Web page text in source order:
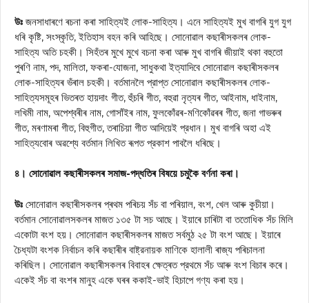
উঃ জনসাধাৰণে ৰচনা কৰা সাহিত্যই লোক-সাহিত্য। এনে সাহিত্যই মুখ বাগৰি যুগ যুগ
ধৰি কৃষ্টি, সংস্কৃতি, ইতিহাস বহন কৰি আহিছে। সোনোৱাল কছাৰীসকলৰ লোক-
সাহিত্য অতি চহকী। সিহঁতৰ মুখে মুখে বচনা কৰা আৰু মুখ বাগৰি জীয়াই থকা বহুতো
পুৰণি নাম, পদ, মালিতা, ফকৰা-যোজনা, সাধুকথা ইত্যাদিবে সোনোৱাল কছাৰীসকলৰ
লোক-সাহিত্যৰ ভঁৰাল চহকী। বর্তমানলৈ প্রাপ্ত সোনোৱাল কছাৰীসকলৰ লোক-
সাহিত্যসমূহৰ ভিতৰত হায়দাং গীত, হুঁচৰি গীত, বহুৱা নৃত্যৰ গীত, আইনাম, ধাইনাম,
লখিমী নাম, অপেশ্বৰীৰ নাম, গোসাঁইৰ নাম, ফুলকোঁৱৰ-মণিকোঁৱৰৰ গীত, জনা গাভৰুৰ
গীত, মৰণামৰা গীত, বিহুগীত, তৰাচিয়া গীত আদিয়েই প্রধান। মুখ বাগৰি অহা এই
সাহিত্যবোৰ অৱশ্যে বর্তমান লিখিত ৰূপত প্রকাশ পাবলৈ ধৰিছে।
৪। সোনোৱাল কছাৰীসকলৰ সমাজ-পদ্ধতিৰ বিষয়ে চমুকৈ বৰ্ণনা কৰা।
উঃ সোনোৱাল কছাৰীসকলৰ প্ৰথম পৰিচয় সঁচ বা পৰিয়াল, বংশ, খেল আৰু কুচীয়া।
বর্তমান সোনোৱালসকলৰ মাজত ১৩৫ টা সচ আছে। ইয়াৰে চাৰিটা বা ততোধিক সঁচ মিলি
একোটা বংশ হয়। সোনোৱাল কছাৰীসকলৰ মাজত সর্বমুঠ ২৫ টা বংশ আছে। ইয়াৰে
চৈধ্যটা বংশক নির্বাচন কৰি কছাৰীৰ বাষ্ট্রনায়ক মাণিকে হালালী ৰাজ্য পৰিচালনা
কৰিছিল। সোনোৱাল কছাৰীসকলৰ বিবাহৰ ক্ষেত্ৰত প্রথমে সঁচ আৰু বংশ বিচাৰ কৰে।
একেই সঁচ বা বংশৰ মানুহ একে ঘৰৰ ককাই-ভাই হিচাপে গণ্য কৰা হয়।